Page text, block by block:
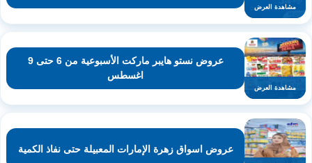
مشاهدة العرض
مشاهدة العرض
عروض نستو هايبر ماركت الأسبوعية من 6 حتى 9
اغسطس
عروض اسواق زهرة الإمارات المعبيلة حتى نفاذ الكمية